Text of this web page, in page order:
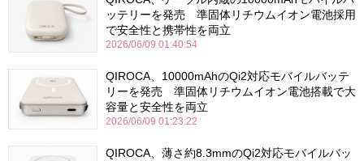
ッテリーを発売 準固体リチウムイオン電池採用
で安全性と携帯性を両立
2026/06/09 01:40:54
QIROCA、10000mAhのQi2対応モバイルバッテ
リーを発売 準固体リチウムイオン電池搭載で大
容量と安全性を両立
2026/06/09 01:23:22
QIROCA、薄さ約8.3mmのQi2対応モバイルバッ